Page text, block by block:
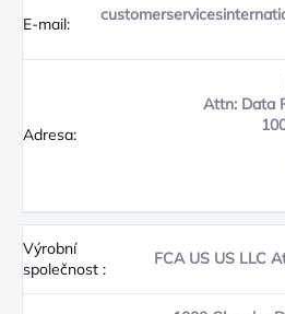
E-mail:
Adresa:
Attn: Data
Výrobní
společnost :
FCA US US LLC